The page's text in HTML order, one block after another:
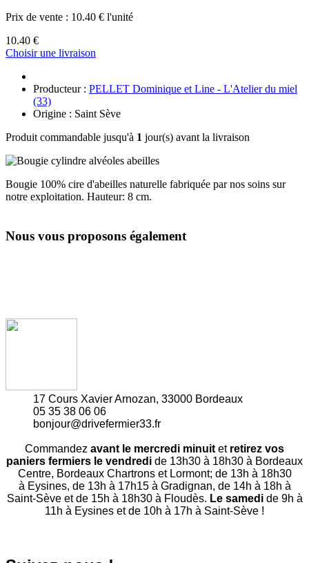
Prix de vente : 10.40 € l'unité
10.40 €
Choisir une livraison
Producteur : PELLET Dominique et Line - L'Atelier du miel
(33)
Origine : Saint Sève
Produit commandable jusqu'à 1 jour(s) avant la livraison
Bougie 100% cire d'abeilles naturelle fabriquée par nos soins sur
notre exploitation. Hauteur: 8 cm.
Nous vous proposons également
17 Cours Xavier Arnozan, 33000 Bordeaux
05 35 38 06 06
bonjour@drivefermier33.fr
Commandez avant le mercredi minuit et retirez vos
paniers fermiers le vendredi de 13h30 à 18h30 à Bordeaux
Centre, Bordeaux Chartrons et Lormont; de 13h à 18h30
à Eysines, de 13h à 17h15 à Gradignan, de 14h à 18h à
Saint-Sève et de 15h à 18h30 à Floudès. Le samedi de 9h à
11h à Eysines et de 10h à 17h à Saint-Sève !